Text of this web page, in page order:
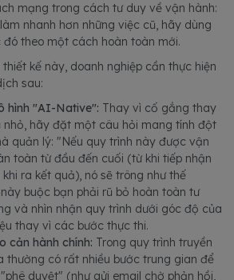
mạng trong cách tư duy về vận hành:
nhanh hơn những việc cũ, hãy dùng
theo một cách hoàn toàn mới.
kế này, doanh nghiệp cần thực hiện
sau:
hình "AI-Native": Thay vì cố gắng thay
hãy đặt một câu hỏi mang tính đột
quản lý: "Nếu quy trình này được vận
toàn từ đầu đến cuối (từ khi tiếp nhận
ra kết quả), nó sẽ trông như thế
buộc bạn phải rũ bỏ hoàn toàn tư
và nhìn nhận quy trình dưới góc độ của
thay vì các bước thực thi.
cản hành chính: Trong quy trình truyền
thường có rất nhiều bước trung gian để
duyệt" (như gửi email chờ phản hồi,